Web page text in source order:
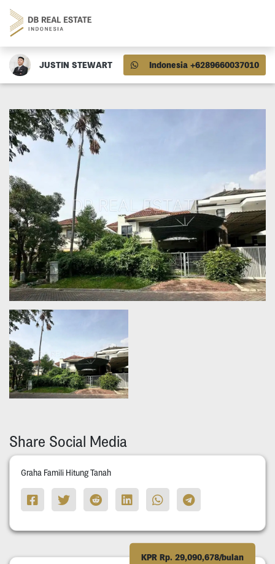
JUSTIN STEWART Indonesia +6289660037010
Share Social Media
Graha Famili Hitung Tanah
KPR Rp. 29,090,678/bulan